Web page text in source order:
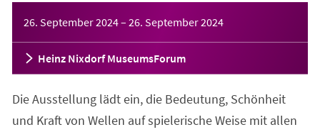
26. September 2024– 26. September 2024
Heinz Nixdorf MuseumsForum
Die Ausstellung lädt ein, die Bedeutung, Schönheit
und Kraft von Wellen auf spielerische Weise mit allen